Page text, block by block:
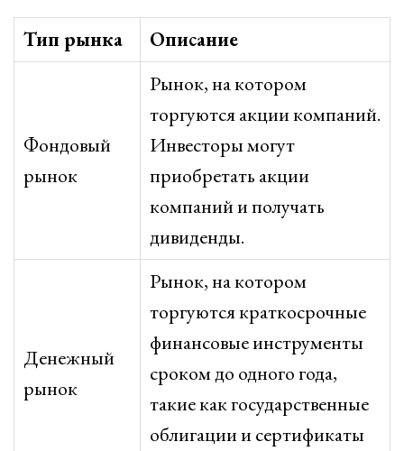
Тип рынка Описание
Фондовый
рынок
Рынок, на котором
торгуются акции компаний.
Инвесторы могут
приобретать акции
компаний и получать
дивиденды.
Денежный
рынок
Рынок, на котором
торгуются краткосрочные
финансовые инструменты
сроком до одного года,
такие как государственные
облигации и сертификаты